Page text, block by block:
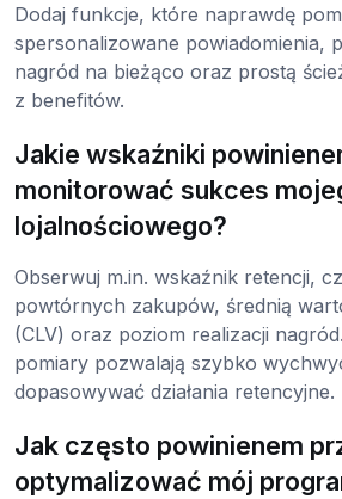
Dodaj funkcje, które naprawdę
spersonalizowane powiadomienia,
nagród na bieżąco oraz prostą
z benefitów.
Jakie wskaźniki
monitorować sukces
lojalnościowego?
Obserwuj m.in. wskaźnik retencji,
powtórnych zakupów, średnią
(CLV) oraz poziom realizacji
pomiary pozwalają szybko
dopasowywać działania retencyjne.
Jak często powinienem
optymalizować mój